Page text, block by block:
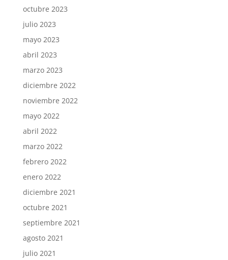
octubre 2023
julio 2023
mayo 2023
abril 2023
marzo 2023
diciembre 2022
noviembre 2022
mayo 2022
abril 2022
marzo 2022
febrero 2022
enero 2022
diciembre 2021
octubre 2021
septiembre 2021
agosto 2021
julio 2021